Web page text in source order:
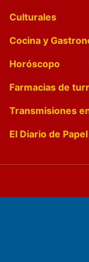
Culturales
Cocina y
Horóscopo
Farmacias de
Transmisiones
El Diario de